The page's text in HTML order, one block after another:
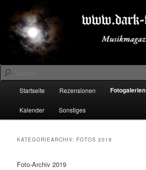
primären
Inhalt
springen
sekundären
Inhalt
springenDARK-FESTIVALS.DE
Suchen
Startseite Rezensionen Fotogalerien
Kalender Sonstiges
KATEGORIEARCHIV: FOTOS 2019
Foto-Archiv 2019